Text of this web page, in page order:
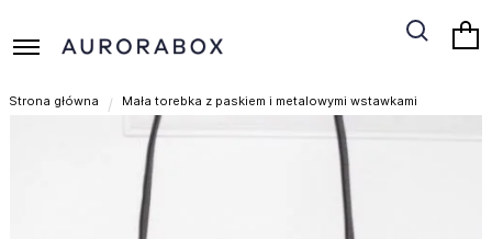
Strona główna Mała torebka z paskiem i metalowymi wstawkami